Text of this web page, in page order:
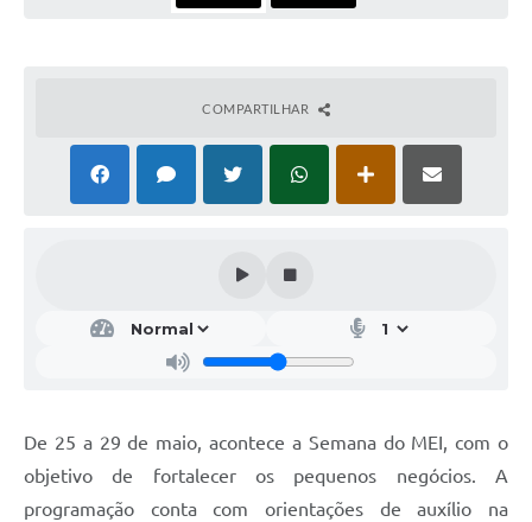
COMPARTILHAR
De 25 a 29 de maio, acontece a Semana do MEI, com o
objetivo de fortalecer os pequenos negócios. A
programação conta com orientações de auxílio na